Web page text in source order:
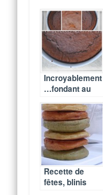
Incroyablement
…fondant au
recette familiale
Recette de
fêtes, blinis